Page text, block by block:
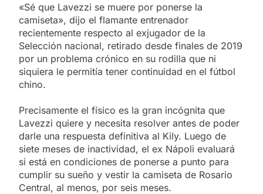
«Sé que Lavezzi se muere por ponerse la
camiseta», dijo el flamante entrenador
recientemente respecto al exjugador de la
Selección nacional, retirado desde finales de 2019
por un problema crónico en su rodilla que ni
siquiera le permitía tener continuidad en el fútbol
chino.
Precisamente el físico es la gran incógnita que
Lavezzi quiere y necesita resolver antes de poder
darle una respuesta definitiva al Kily. Luego de
siete meses de inactividad, el ex Nápoli evaluará
si está en condiciones de ponerse a punto para
cumplir su sueño y vestir la camiseta de Rosario
Central, al menos, por seis meses.